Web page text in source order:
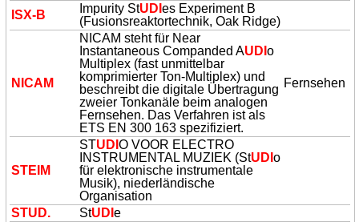
ISX-B Impurity StUDIes Experiment B
(Fusionsreaktortechnik, Oak Ridge)
NICAM
NICAM steht für Near
Instantaneous Companded AUDIo
Multiplex (fast unmittelbar
komprimierter Ton-Multiplex) und
beschreibt die digitale Übertragung
zweier Tonkanäle beim analogen
Fernsehen. Das Verfahren ist als
ETS EN 300 163 spezifiziert.
Fernsehen
STEIM
STUDIO VOOR ELECTRO
INSTRUMENTAL MUZIEK (StUDIo
für elektronische instrumentale
Musik), niederländische
Organisation
STUD.
StUDIe